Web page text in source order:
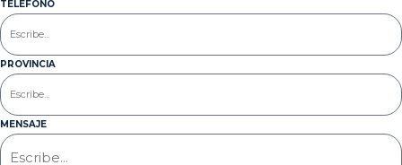
TELÉFONO
PROVINCIA
MENSAJE